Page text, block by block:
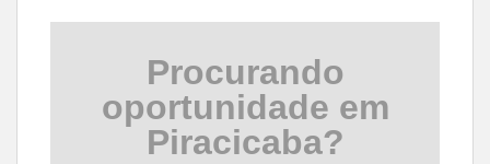
Procurando
oportunidade em
Piracicaba?